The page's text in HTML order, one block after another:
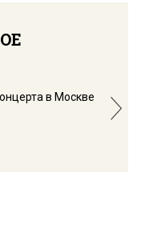
в Москве